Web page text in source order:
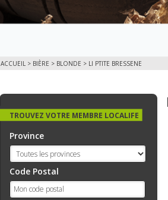
ACCUEIL > BIÈRE > BLONDE > LI PTITE BRESSENE
TROUVEZ VOTRE MEMBRE LOCALIFE
Province
Code Postal